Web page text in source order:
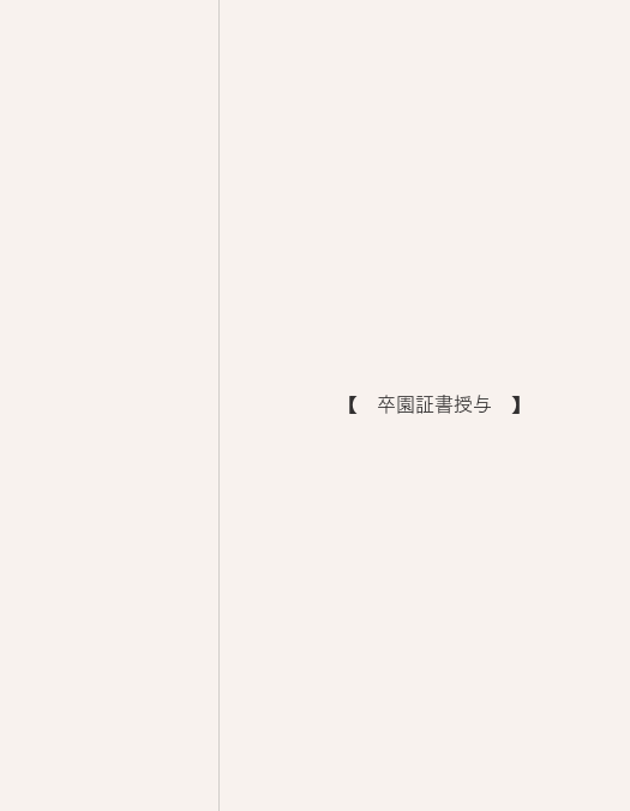
【　卒園証書授与　】